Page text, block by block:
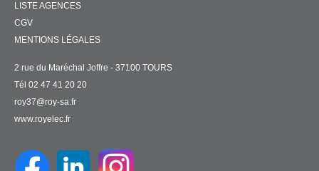
LISTE AGENCES
CGV
MENTIONS LÉGALES
2 rue du Maréchal Joffre - 37100 TOURS
Tél 02 47 41 20 20
roy37@roy-sa.fr
www.royelec.fr